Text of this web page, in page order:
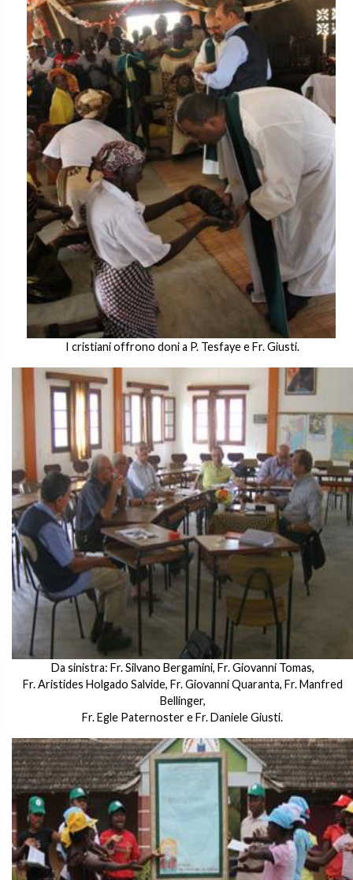
I cristiani offrono doni a P. Tesfaye e Fr. Giusti.
Da sinistra: Fr. Silvano Bergamini, Fr. Giovanni Tomas,
Fr. Aristides Holgado Salvide, Fr. Giovanni Quaranta, Fr. Manfred
Bellinger,
Fr. Egle Paternoster e Fr. Daniele Giusti.